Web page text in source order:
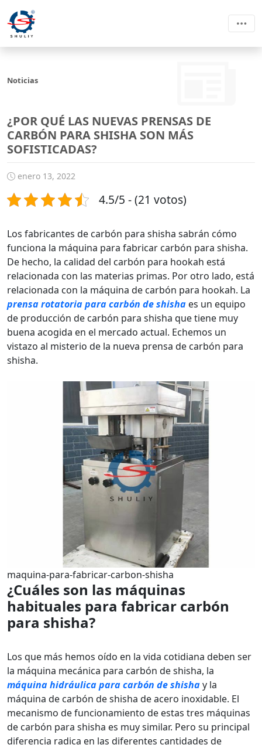
Noticias
¿POR QUÉ LAS NUEVAS PRENSAS DE
CARBÓN PARA SHISHA SON MÁS
SOFISTICADAS?
enero 13, 2022
4.5/5 - (21 votos)
Los fabricantes de carbón para shisha sabrán cómo
funciona la máquina para fabricar carbón para shisha.
De hecho, la calidad del carbón para hookah está
relacionada con las materias primas. Por otro lado, está
relacionada con la máquina de carbón para hookah. La
prensa rotatoria para carbón de shisha es un equipo
de producción de carbón para shisha que tiene muy
buena acogida en el mercado actual. Echemos un
vistazo al misterio de la nueva prensa de carbón para
shisha.
maquina-para-fabricar-carbon-shisha
¿Cuáles son las máquinas
habituales para fabricar carbón
para shisha?
Los que más hemos oído en la vida cotidiana deben ser
la máquina mecánica para carbón de shisha, la
máquina hidráulica para carbón de shishay la
máquina de carbón de shisha de acero inoxidable. El
mecanismo de funcionamiento de estas tres máquinas
de carbón para shisha es muy similar. Pero su principal
diferencia radica en las diferentes cantidades de